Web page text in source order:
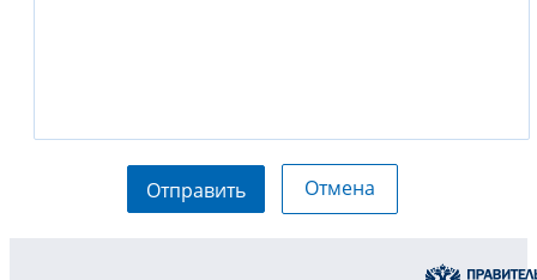
Отправить Отмена